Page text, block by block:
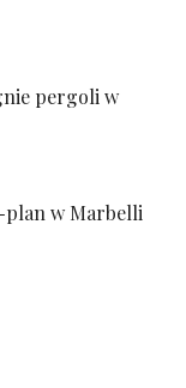
pergoli w
w Marbelli